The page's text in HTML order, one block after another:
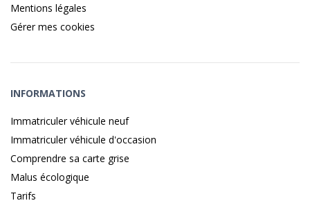
Mentions légales
Gérer mes cookies
INFORMATIONS
Immatriculer véhicule neuf
Immatriculer véhicule d'occasion
Comprendre sa carte grise
Malus écologique
Tarifs